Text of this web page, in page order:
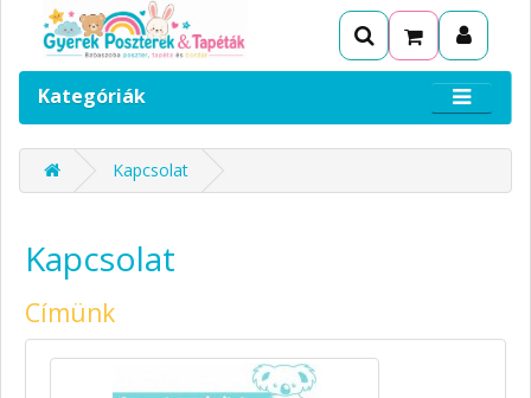
Kategóriák
Kapcsolat
Kapcsolat
Címünk